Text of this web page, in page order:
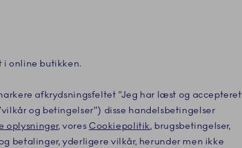
i online butikken.
afkrydsningsfeltet ”Jeg har læst og accepteret
og betingelser”) disse handelsbetingelser
oplysninger, vores Cookiepolitik, brugsbetingelser,
betalinger, yderligere vilkår, herunder men ikke